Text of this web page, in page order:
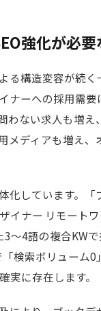
強化が必要
る構造変容が続
ナーへの採用需要
わない求人も増え
メディアも増え、
化しています。「
イナー リモート
〜4語の複合KW
検索ボリューム0
に存在します。